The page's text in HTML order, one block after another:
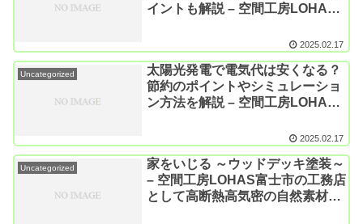
イントも解説 – 空間工房LOHAS
密の自然素材の家を建てている空
間工房LOHAS
2025.02.17
Uncategorized
太陽光発電で電気代は安くなる？
節約のポイントやシミュレーショ
ン方法を解説 – 空間工房LOHAS
密の自然素材の家を建てている空
間工房LOHAS
2025.02.17
Uncategorized
家をいじる ～ウッドデッキ塗装～
– 空間工房LOHAS富士市の工務店
として高断熱高気密の自然素材の